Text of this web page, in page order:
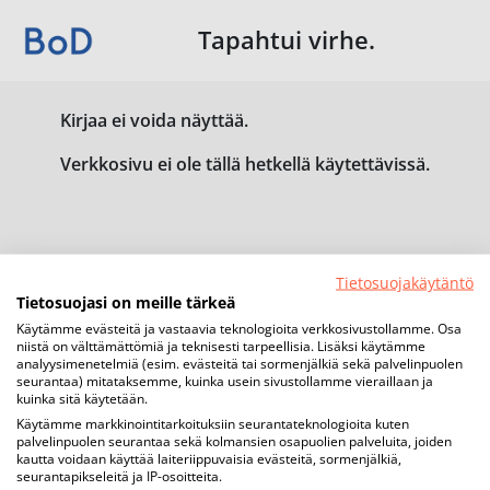
Tapahtui virhe.
Kirjaa ei voida näyttää.
Verkkosivu ei ole tällä hetkellä käytettävissä.
Tietosuojakäytäntö
Tietosuojasi on meille tärkeä
Käytämme evästeitä ja vastaavia teknologioita verkkosivustollamme. Osa
niistä on välttämättömiä ja teknisesti tarpeellisia. Lisäksi käytämme
analyysimenetelmiä (esim. evästeitä tai sormenjälkiä sekä palvelinpuolen
seurantaa) mitataksemme, kuinka usein sivustollamme vieraillaan ja
kuinka sitä käytetään.
Käytämme markkinointitarkoituksiin seurantateknologioita kuten
palvelinpuolen seurantaa sekä kolmansien osapuolien palveluita, joiden
kautta voidaan käyttää laiteriippuvaisia evästeitä, sormenjälkiä,
seurantapikseleitä ja IP-osoitteita.